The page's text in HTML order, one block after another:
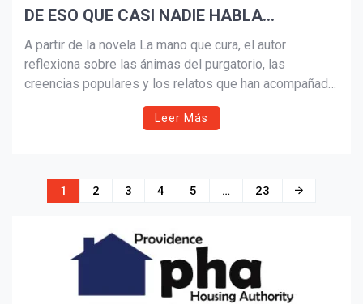
DE ESO QUE CASI NADIE HABLA…
A partir de la novela La mano que cura, el autor
reflexiona sobre las ánimas del purgatorio, las
creencias populares y los relatos que han acompañado
a generaciones de colombianos. Entre experiencias
personales, testimonios y preguntas sin respuesta,
tradición espiritual y cultural.
Leer Más
Navegación
1 2 3 4 5 … 23